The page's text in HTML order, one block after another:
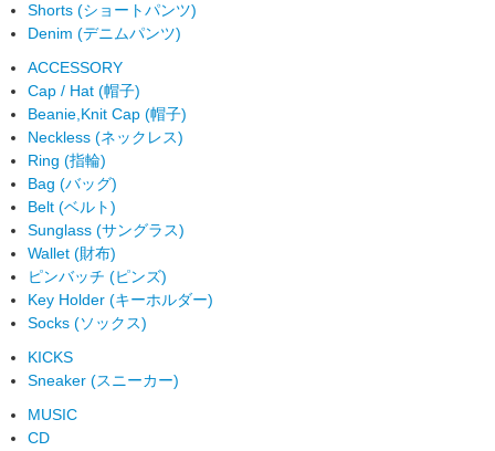
Shorts (ショートパンツ)
Denim (デニムパンツ)
ACCESSORY
Cap / Hat (帽子)
Beanie,Knit Cap (帽子)
Neckless (ネックレス)
Ring (指輪)
Bag (バッグ)
Belt (ベルト)
Sunglass (サングラス)
Wallet (財布)
ピンバッチ (ピンズ)
Key Holder (キーホルダー)
Socks (ソックス)
KICKS
Sneaker (スニーカー)
MUSIC
CD